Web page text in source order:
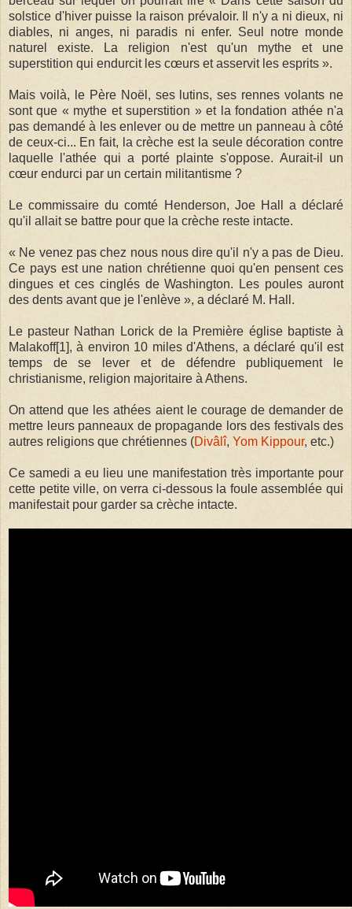
solstice d'hiver puisse la raison prévaloir. Il n'y a ni dieux, ni
diables, ni anges, ni paradis ni enfer. Seul notre monde
naturel existe. La religion n'est qu'un mythe et une
superstition qui endurcit les cœurs et asservit les esprits ».
Mais voilà, le Père Noël, ses lutins, ses rennes volants ne
sont que « mythe et superstition » et la fondation athée n'a
pas demandé à les enlever ou de mettre un panneau à côté
de ceux-ci... En fait, la crèche est la seule décoration contre
laquelle l'athée qui a porté plainte s'oppose. Aurait-il un
cœur endurci par un certain militantisme ?
Le commissaire du comté Henderson, Joe Hall a déclaré
qu'il allait se battre pour que la crèche reste intacte.
« Ne venez pas chez nous nous dire qu'il n'y a pas de Dieu.
Ce pays est une nation chrétienne quoi qu'en pensent ces
dingues et ces cinglés de Washington. Les poules auront
des dents avant que je l'enlève », a déclaré M. Hall.
Le pasteur Nathan Lorick de la Première église baptiste à
Malakoff[1], à environ 10 miles d'Athens, a déclaré qu'il est
temps de se lever et de défendre publiquement le
christianisme, religion majoritaire à Athens.
On attend que les athées aient le courage de demander de
mettre leurs panneaux de propagande lors des festivals des
autres religions que chrétiennes (Divâlî, Yom Kippour, etc.)
Ce samedi a eu lieu une manifestation très importante pour
cette petite ville, on verra ci-dessous la foule assemblée qui
manifestait pour garder sa crèche intacte.